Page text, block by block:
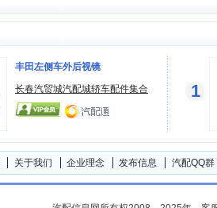
丰田左侧车外后视镜
长春汽贸城汽配城轿车配件集合
1
关于我们 企业理念 发布信息 汽配QQ群